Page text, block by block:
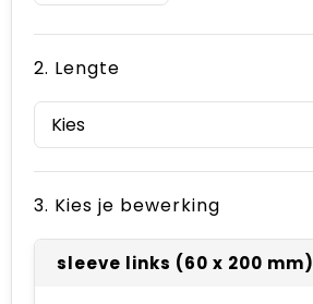
2. Lengte
3. Kies je bewerking
sleeve links (60 x 200 mm)